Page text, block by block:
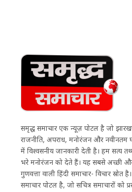
समृद्ध समाचार एक न्यूज़ पोर्टल है जो
राजनीति, अपराध, मनोरंजन और नवीनतम
में विश्वसनीय जानकारी देती है। हम सत्य
भरे मनोरंजन को देते हैं। यह सबसे अच्छी
गुणवत्ता वाली हिंदी समाचार- विचार स्रोत
समाचार पोर्टल है, जो सचित्र समाचारों को